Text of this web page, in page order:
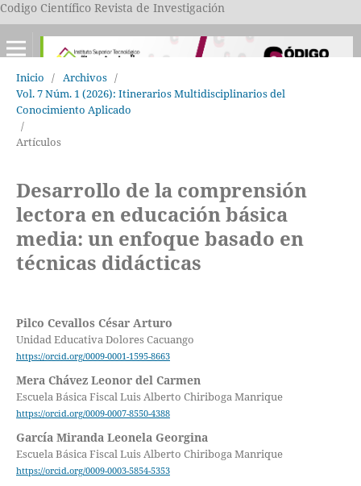
Codigo Científico Revista de Investigación
Inicio / Archivos /
Vol. 7 Núm. 1 (2026): Itinerarios Multidisciplinarios del
Conocimiento Aplicado
/
Artículos
Desarrollo de la comprensión
lectora en educación básica
media: un enfoque basado en
técnicas didácticas
Pilco Cevallos César Arturo
Unidad Educativa Dolores Cacuango
https://orcid.org/0009-0001-1595-8663
Mera Chávez Leonor del Carmen
Escuela Básica Fiscal Luis Alberto Chiriboga Manrique
https://orcid.org/0009-0007-8550-4388
García Miranda Leonela Georgina
Escuela Básica Fiscal Luis Alberto Chiriboga Manrique
https://orcid.org/0009-0003-5854-5353